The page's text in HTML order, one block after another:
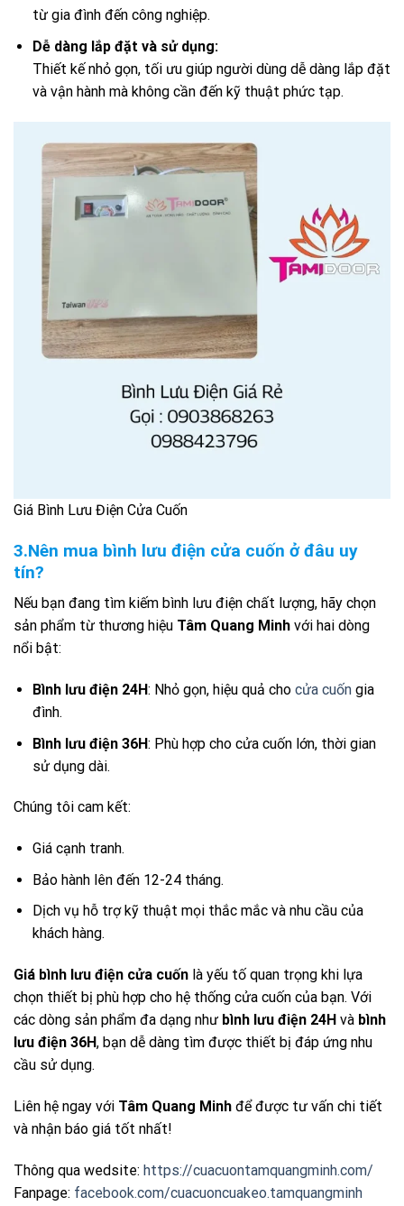
từ gia đình đến công nghiệp.
Dễ dàng lắp đặt và sử dụng:
Thiết kế nhỏ gọn, tối ưu giúp người dùng dễ dàng lắp đặt
và vận hành mà không cần đến kỹ thuật phức tạp.
Giá Bình Lưu Điện Cửa Cuốn
3.Nên mua bình lưu điện cửa cuốn ở đâu uy
tín?
Nếu bạn đang tìm kiếm bình lưu điện chất lượng, hãy chọn
sản phẩm từ thương hiệu Tâm Quang Minh với hai dòng
nổi bật:
Bình lưu điện 24H: Nhỏ gọn, hiệu quả cho cửa cuốngia
đình.
Bình lưu điện 36H: Phù hợp cho cửa cuốn lớn, thời gian
sử dụng dài.
Chúng tôi cam kết:
Giá cạnh tranh.
Bảo hành lên đến 12-24 tháng.
Dịch vụ hỗ trợ kỹ thuật mọi thắc mắc và nhu cầu của
khách hàng.
Giá bình lưu điện cửa cuốn là yếu tố quan trọng khi lựa
chọn thiết bị phù hợp cho hệ thống cửa cuốn của bạn. Với
các dòng sản phẩm đa dạng như bình lưu điện 24H và bình
lưu điện 36H, bạn dễ dàng tìm được thiết bị đáp ứng nhu
cầu sử dụng.
Liên hệ ngay với Tâm Quang Minh để được tư vấn chi tiết
và nhận báo giá tốt nhất!
Thông qua wedsite: https://cuacuontamquangminh.com/
Fanpage: facebook.com/cuacuoncuakeo.tamquangminh